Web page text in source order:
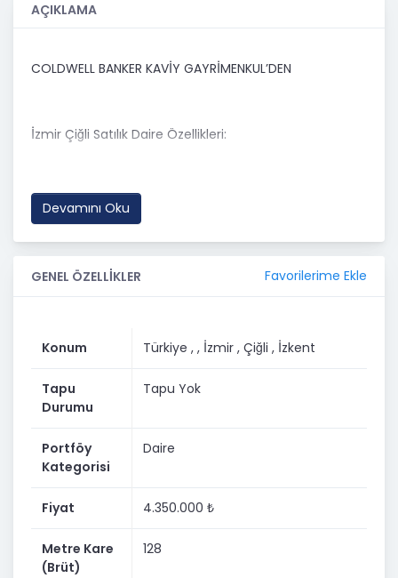
AÇIKLAMA
COLDWELL BANKER KAVİY GAYRİMENKUL’DEN
İzmir Çiğli Satılık Daire Özellikleri:
• Kullanışlı yatak odası
• Ferah ve fonksiyonel yerleşim
Site Özellikleri:
* 7/24 güvenlik
* Otopark
* Sosyal yaşam alanları
Toplu ulaşım, marketler, okullar ve ana arterlere yakın
değeri her geçen gün artmaktadır.
Detaylı bilgi ve yerinde sunum için benimle iletişime
geçebilirsiniz.
Devamını Oku
GENEL ÖZELLİKLER Favorilerime Ekle
Konum Türkiye , , İzmir , Çiğli , İzkent
Tapu
Durumu
Tapu Yok
Portföy
Kategorisi
Daire
Fiyat 4.350.000 ₺
Metre Kare
(Brüt)
128